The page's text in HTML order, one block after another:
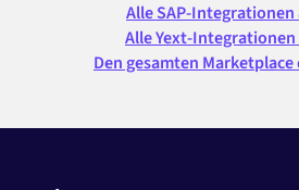
Alle SAP-Integrationen
Alle Yext-Integrationen
Den gesamten